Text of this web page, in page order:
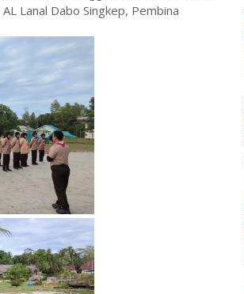
Lanal Dabo Singkep, Pembina